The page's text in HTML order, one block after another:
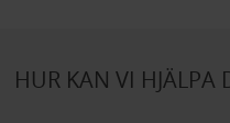
HUR KAN VI HJÄLPA